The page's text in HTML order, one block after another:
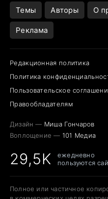
Темы Авторы О
Реклама
Редакционная политика
Политика
Пользовательское
Правообладателям
Дизайн — Миша Гончаров
Воплощение — 101 Медиа
29,5K
ежедневно
пользуются
Полное или частичное